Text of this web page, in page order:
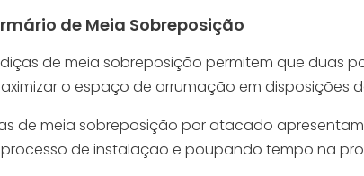
de Meia Sobreposição
de meia sobreposição permitem que duas
o espaço de arrumação em disposições
de meia sobreposição por atacado
de instalação e poupando tempo na